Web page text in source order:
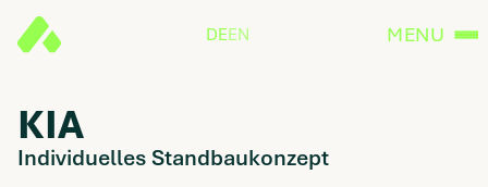
DEEN MENU
KIA
Individuelles Standbaukonzept